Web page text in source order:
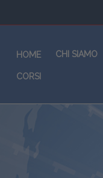
HOME CHI SIAMO
CORSI